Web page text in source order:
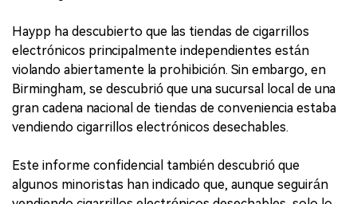
Haypp ha descubierto que las tiendas de cigarrillos
electrónicos principalmente independientes están
violando abiertamente la prohibición. Sin embargo, en
Birmingham, se descubrió que una sucursal local de una
gran cadena nacional de tiendas de conveniencia estaba
vendiendo cigarrillos electrónicos desechables.
Este informe confidencial también descubrió que
algunos minoristas han indicado que, aunque seguirán